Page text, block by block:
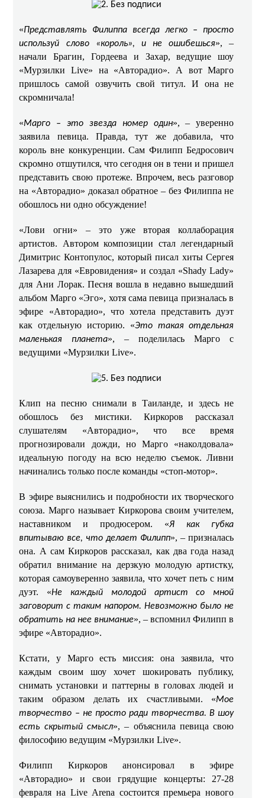
«Представлять Филиппа всегда легко – просто
используй слово «король», и не ошибешься», –
начали Брагин, Гордеева и Захар, ведущие шоу
«Мурзилки Live» на «Авторадио». А вот Марго
пришлось самой озвучить свой титул. И она не
скромничала!
«Марго – это звезда номер один», – уверенно
заявила певица. Правда, тут же добавила, что
король вне конкуренции. Сам Филипп Бедросович
скромно отшутился, что сегодня он в тени и пришел
представить свою протеже. Впрочем, весь разговор
на «Авторадио» доказал обратное – без Филиппа не
обошлось ни одно обсуждение!
«Лови огни» – это уже вторая коллаборация
артистов. Автором композиции стал легендарный
Димитрис Контопулос, который писал хиты Сергея
Лазарева для «Евровидения» и создал «Shady Lady»
для Ани Лорак. Песня вошла в недавно вышедший
альбом Марго «Эго», хотя сама певица призналась в
эфире «Авторадио», что хотела представить дуэт
как отдельную историю. «Это такая отдельная
маленькая планета», – поделилась Марго с
ведущими «Мурзилки Live».
Клип на песню снимали в Таиланде, и здесь не
обошлось без мистики. Киркоров рассказал
слушателям «Авторадио», что все время
прогнозировали дожди, но Марго «наколдовала»
идеальную погоду на всю неделю съемок. Ливни
начинались только после команды «стоп-мотор».
В эфире выяснились и подробности их творческого
союза. Марго называет Киркорова своим учителем,
наставником и продюсером. «Я как губка
впитываю все, что делает Филипп», – призналась
она. А сам Киркоров рассказал, как два года назад
обратил внимание на дерзкую молодую артистку,
которая самоуверенно заявила, что хочет петь с ним
дуэт. «Не каждый молодой артист со мной
заговорит с таким напором. Невозможно было не
обратить на нее внимание», – вспомнил Филипп в
эфире «Авторадио».
Кстати, у Марго есть миссия: она заявила, что
каждым своим шоу хочет шокировать публику,
снимать установки и паттерны в головах людей и
таким образом делать их счастливыми. «Мое
творчество – не просто ради творчества. В шоу
есть скрытый смысл», – объяснила певица свою
философию ведущим «Мурзилки Live».
Филипп Киркоров анонсировал в эфире
«Авторадио» и свои грядущие концерты: 27-28
февраля на Live Arena состоится премьера нового